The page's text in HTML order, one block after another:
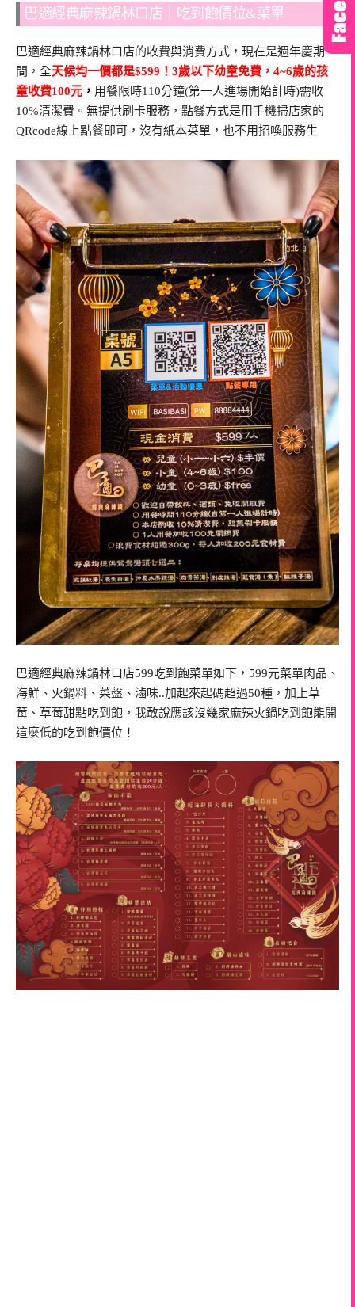
巴適經典麻辣鍋林口店｜吃到飽價位&菜單
巴適經典麻辣鍋林口店的收費與消費方式，現在是週年慶期
間，全天候均一價都是$599！3歲以下幼童免費， 4~6歲的孩
童收費100元 ， 用餐限時110分鐘(第一人進場開始計時)需收
10%清潔費。無提供刷卡服務，點餐方式是用手機掃店家的
QRcode線上點餐即可，沒有紙本菜單，也不用招喚服務生
巴適經典麻辣鍋林口店599吃到飽菜單如下，599元菜單肉品、
海鮮、火鍋料、菜盤、滷味..加起來起碼超過50種，加上草
莓、草莓甜點吃到飽，我敢說應該沒幾家麻辣火鍋吃到飽能開
這麼低的吃到飽價位！